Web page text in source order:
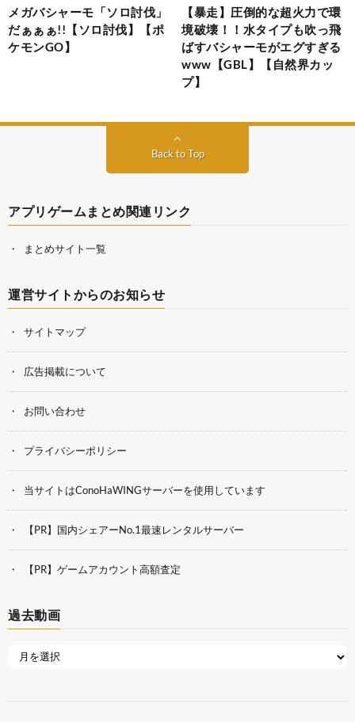
メガバシャーモ「ソロ討伐」
だぁぁぁ!!【ソロ討伐】【ポ
ケモンGO】
【暴走】圧倒的な超火力で環
境破壊！！水タイプも吹っ飛
ばすバシャーモがエグすぎる
www【GBL】【自然界カッ
プ】
Back to Top
アプリゲームまとめ関連リンク
まとめサイト一覧
運営サイトからのお知らせ
サイトマップ
広告掲載について
お問い合わせ
プライバシーポリシー
当サイトはConoHaWINGサーバーを使用しています
【PR】国内シェアーNo.1最速レンタルサーバー
【PR】ゲームアカウント高額査定
過去動画